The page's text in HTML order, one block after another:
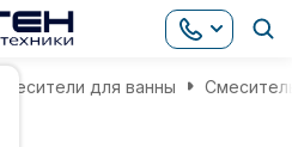
Смесители для ванны